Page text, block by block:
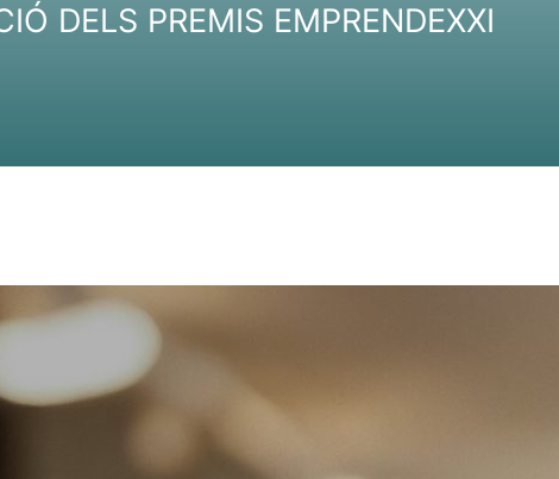
DELS PREMIS EMPRENDEXXI